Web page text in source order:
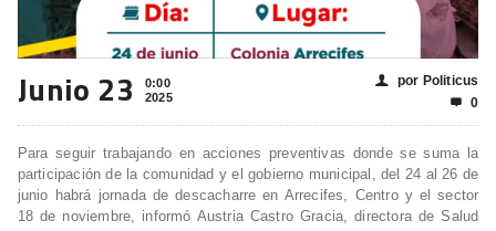
Junio 23
0:00
2025
👤 por Politicus
 0
Para seguir trabajando en acciones preventivas donde se suma la
participación de la comunidad y el gobierno municipal, del 24 al 26 de
junio habrá jornada de descacharre en Arrecifes, Centro y el sector
18 de noviembre, informó Austria Castro Gracia, directora de Salud